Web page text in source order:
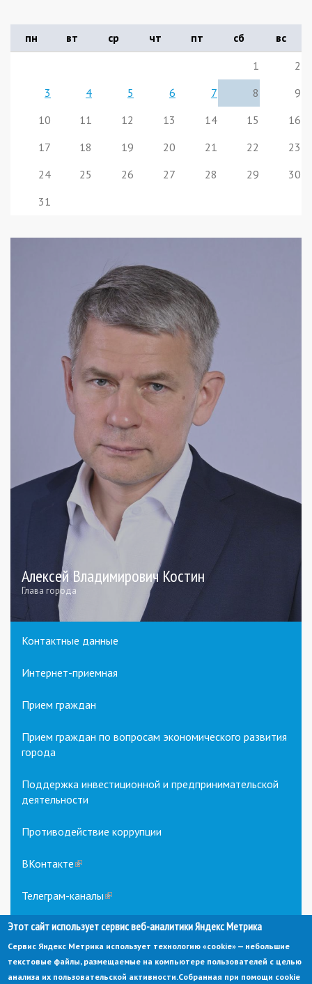
пн вт ср чт пт сб
вс
1
2
3
4 5 6 7 8
9
10
11 12 13 14 15
16
17
18 19 20 21 22
23
24
25 26 27 28 29
30
31
Алексей Владимирович Костин
Глава города
Контактные данные
Интернет-приемная
Прием граждан
Прием граждан по вопросам экономического развития
города
Поддержка инвестиционной и предпринимательской
деятельности
Противодействие коррупции
ВКонтакте(link
external)
Телеграм-каналы(link
external)
Этот сайт использует сервис веб-аналитики Яндекс Метрика
Сервис Яндекс Метрика использует технологию «cookie» — небольшие
текстовые файлы, размещаемые на компьютере пользователей с целью
анализа их пользовательской активности.Собранная при помощи cookie